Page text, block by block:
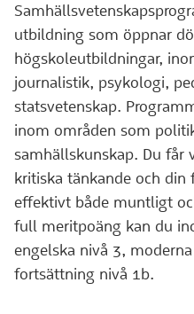
utbildning som öppnar
högskoleutbildningar,
journalistik, psykologi,
statsvetenskap.
inom områden som
samhällskunskap. Du
kritiska tänkande och
effektivt både muntligt
full meritpoäng kan du
engelska nivå 3,
fortsättning nivå 1b.